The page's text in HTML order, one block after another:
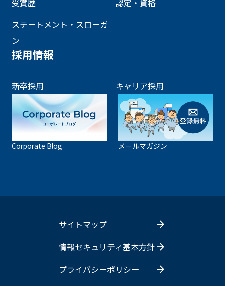
ステートメント・スローガ
ン
採用情報
新卒採用 キャリア採用
Corporate Blog メールマガジン
サイトマップ
情報セキュリティ基本方針
プライバシーポリシー